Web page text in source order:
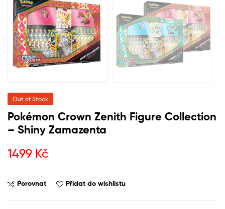
Out of Stock
Pokémon Crown Zenith Figure Collection
– Shiny Zamazenta
1499 Kč
Porovnat Přidat do wishlistu